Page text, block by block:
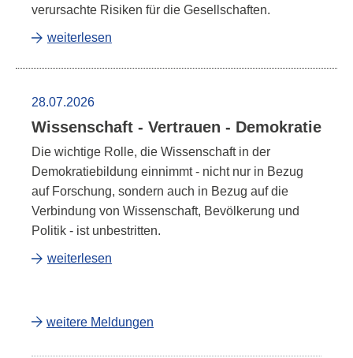
verursachte Risiken für die Gesellschaften.
weiterlesen
28.07.2026
Wissenschaft - Vertrauen - Demokratie
Die wichtige Rolle, die Wissenschaft in der
Demokratiebildung einnimmt - nicht nur in Bezug
auf Forschung, sondern auch in Bezug auf die
Verbindung von Wissenschaft, Bevölkerung und
Politik - ist unbestritten.
weiterlesen
weitere Meldungen